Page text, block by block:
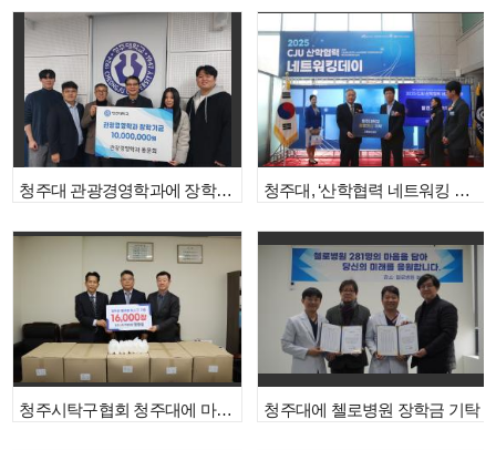
청주대 관광경영학과에 장학금 1천만원 기탁 청주대, ‘산학협력 네트워킹 데이’ 개최
청주시탁구협회 청주대에 마스크 기부 청주대에 첼로병원 장학금 기탁